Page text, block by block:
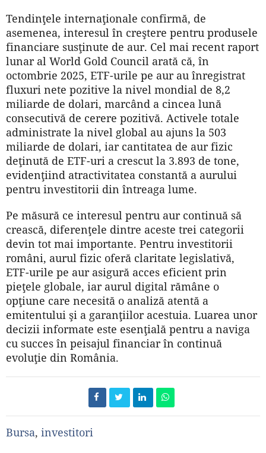
Tendinţele internaţionale confirmă, de
asemenea, interesul în creştere pentru produsele
financiare susţinute de aur. Cel mai recent raport
lunar al World Gold Council arată că, în
octombrie 2025, ETF-urile pe aur au înregistrat
fluxuri nete pozitive la nivel mondial de 8,2
miliarde de dolari, marcând a cincea lună
consecutivă de cerere pozitivă. Activele totale
administrate la nivel global au ajuns la 503
miliarde de dolari, iar cantitatea de aur fizic
deţinută de ETF-uri a crescut la 3.893 de tone,
evidenţiind atractivitatea constantă a aurului
pentru investitorii din întreaga lume.
Pe măsură ce interesul pentru aur continuă să
crească, diferenţele dintre aceste trei categorii
devin tot mai importante. Pentru investitorii
români, aurul fizic oferă claritate legislativă,
ETF-urile pe aur asigură acces eficient prin
pieţele globale, iar aurul digital rămâne o
opţiune care necesită o analiză atentă a
emitentului şi a garanţiilor acestuia. Luarea unor
decizii informate este esenţială pentru a naviga
cu succes în peisajul financiar în continuă
evoluţie din România.
Bursa, investitori